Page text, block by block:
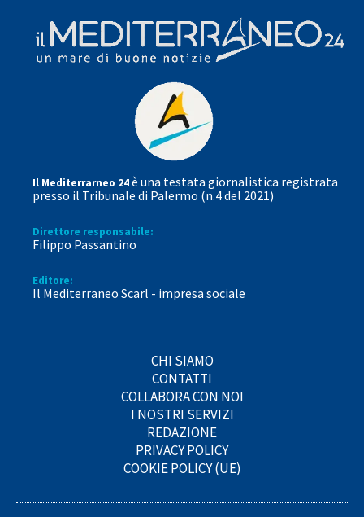
Il Mediterrarneo 24è una testata giornalistica registrata
presso il Tribunale di Palermo (n.4 del 2021)
Direttore responsabile:
Filippo Passantino
Editore:
Il Mediterraneo Scarl - impresa sociale
CHI SIAMO
CONTATTI
COLLABORA CON NOI
I NOSTRI SERVIZI
REDAZIONE
PRIVACY POLICY
COOKIE POLICY (UE)